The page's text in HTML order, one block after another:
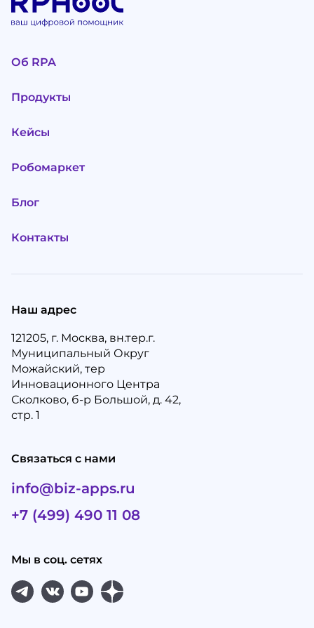
Об RPA
Продукты
Кейсы
Робомаркет
Блог
Контакты
Наш адрес
121205, г. Москва, вн.тер.г.
Муниципальный Округ
Можайский, тер
Инновационного Центра
Сколково, б-р Большой, д. 42,
стр. 1
Связаться с нами
info@biz-apps.ru
+7 (499) 490 11 08
Мы в соц. сетях